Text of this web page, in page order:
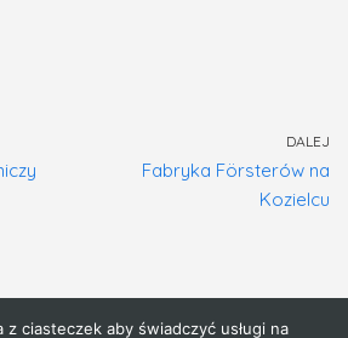
DALEJ
Fabryka Försterów na
Kozielcu
z ciasteczek aby świadczyć usługi na